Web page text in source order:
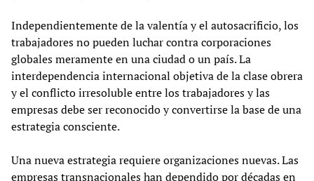
Independientemente de la valentía y el autosacrificio, los
trabajadores no pueden luchar contra corporaciones
globales meramente en una ciudad o un país. La
interdependencia internacional objetiva de la clase obrera
y el conflicto irresoluble entre los trabajadores y las
empresas debe ser reconocido y convertirse la base de una
estrategia consciente.
Una nueva estrategia requiere organizaciones nuevas. Las
empresas transnacionales han dependido por décadas en